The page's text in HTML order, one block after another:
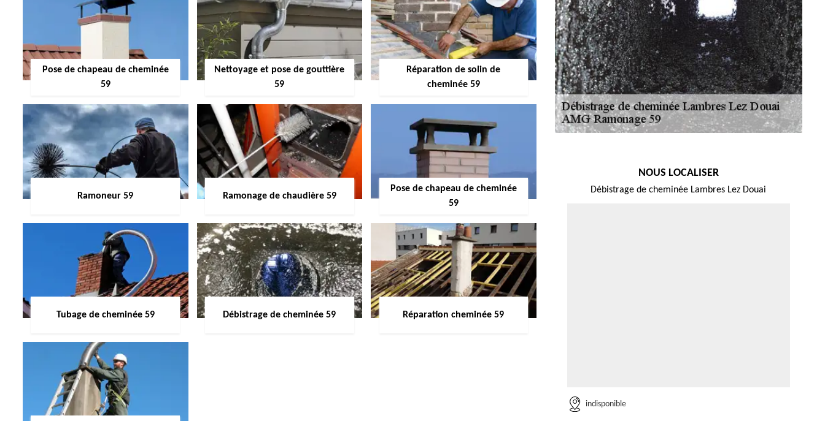
Pose de chapeau de cheminée
59
Nettoyage et pose de gouttière
59
Réparation de solin de
cheminée 59
Ramoneur 59 Ramonage de chaudière 59
Pose de chapeau de cheminée
59
Tubage de cheminée 59 Débistrage de cheminée 59 Réparation cheminée 59
NOUS LOCALISER
Débistrage de cheminée Lambres Lez Douai
indisponible